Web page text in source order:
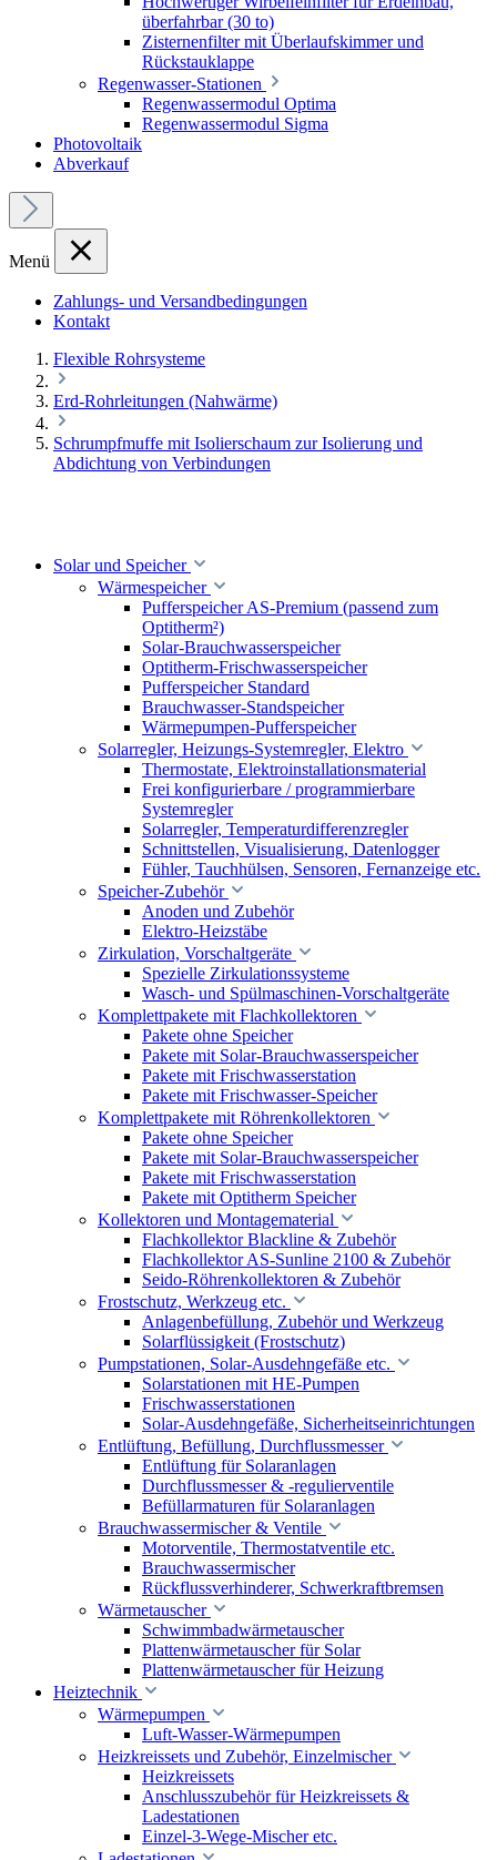
überfahrbar (30 to)
Zisternenfilter mit Überlaufskimmer und
Rückstauklappe
Regenwasser-Stationen
Regenwassermodul Optima
Regenwassermodul Sigma
Photovoltaik
Abverkauf
Menü
Zahlungs- und Versandbedingungen
Kontakt
Flexible Rohrsysteme
Erd-Rohrleitungen (Nahwärme)
Schrumpfmuffe mit Isolierschaum zur Isolierung und
Abdichtung von Verbindungen
Solar und Speicher
Wärmespeicher
Pufferspeicher AS-Premium (passend zum
Optitherm²)
Solar-Brauchwasserspeicher
Optitherm-Frischwasserspeicher
Pufferspeicher Standard
Brauchwasser-Standspeicher
Wärmepumpen-Pufferspeicher
Solarregler, Heizungs-Systemregler, Elektro
Thermostate, Elektroinstallationsmaterial
Frei konfigurierbare / programmierbare
Systemregler
Solarregler, Temperaturdifferenzregler
Schnittstellen, Visualisierung, Datenlogger
Fühler, Tauchhülsen, Sensoren, Fernanzeige etc.
Speicher-Zubehör
Anoden und Zubehör
Elektro-Heizstäbe
Zirkulation, Vorschaltgeräte
Spezielle Zirkulationssysteme
Wasch- und Spülmaschinen-Vorschaltgeräte
Komplettpakete mit Flachkollektoren
Pakete ohne Speicher
Pakete mit Solar-Brauchwasserspeicher
Pakete mit Frischwasserstation
Pakete mit Frischwasser-Speicher
Komplettpakete mit Röhrenkollektoren
Pakete ohne Speicher
Pakete mit Solar-Brauchwasserspeicher
Pakete mit Frischwasserstation
Pakete mit Optitherm Speicher
Kollektoren und Montagematerial
Flachkollektor Blackline & Zubehör
Flachkollektor AS-Sunline 2100 & Zubehör
Seido-Röhrenkollektoren & Zubehör
Frostschutz, Werkzeug etc.
Anlagenbefüllung, Zubehör und Werkzeug
Solarflüssigkeit (Frostschutz)
Pumpstationen, Solar-Ausdehngefäße etc.
Solarstationen mit HE-Pumpen
Frischwasserstationen
Solar-Ausdehngefäße, Sicherheitseinrichtungen
Entlüftung, Befüllung, Durchflussmesser
Entlüftung für Solaranlagen
Durchflussmesser & -regulierventile
Befüllarmaturen für Solaranlagen
Brauchwassermischer & Ventile
Motorventile, Thermostatventile etc.
Brauchwassermischer
Rückflussverhinderer, Schwerkraftbremsen
Wärmetauscher
Schwimmbadwärmetauscher
Plattenwärmetauscher für Solar
Plattenwärmetauscher für Heizung
Heiztechnik
Wärmepumpen
Luft-Wasser-Wärmepumpen
Heizkreissets und Zubehör, Einzelmischer
Heizkreissets
Anschlusszubehör für Heizkreissets &
Ladestationen
Einzel-3-Wege-Mischer etc.